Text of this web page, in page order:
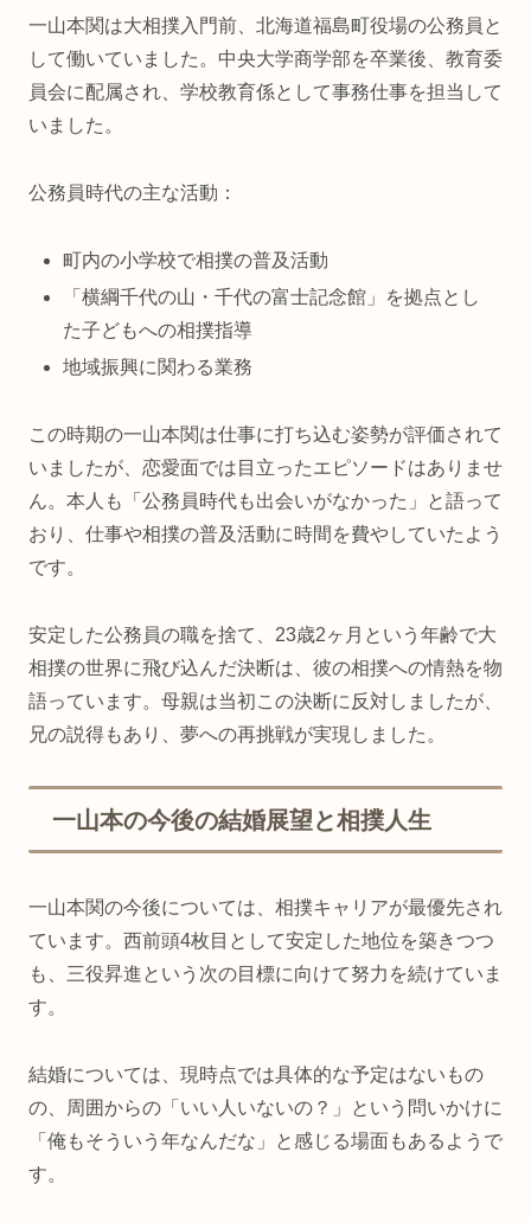
一山本関は大相撲入門前、北海道福島町役場の公務員と
して働いていました。中央大学商学部を卒業後、教育委
員会に配属され、学校教育係として事務仕事を担当して
いました。
公務員時代の主な活動：
町内の小学校で相撲の普及活動
「横綱千代の山・千代の富士記念館」を拠点とし
た子どもへの相撲指導
地域振興に関わる業務
この時期の一山本関は仕事に打ち込む姿勢が評価されて
いましたが、恋愛面では目立ったエピソードはありませ
ん。本人も「公務員時代も出会いがなかった」と語って
おり、仕事や相撲の普及活動に時間を費やしていたよう
です。
安定した公務員の職を捨て、23歳2ヶ月という年齢で大
相撲の世界に飛び込んだ決断は、彼の相撲への情熱を物
語っています。母親は当初この決断に反対しましたが、
兄の説得もあり、夢への再挑戦が実現しました。
一山本の今後の結婚展望と相撲人生
一山本関の今後については、相撲キャリアが最優先され
ています。西前頭4枚目として安定した地位を築きつつ
も、三役昇進という次の目標に向けて努力を続けていま
す。
結婚については、現時点では具体的な予定はないもの
の、周囲からの「いい人いないの？」という問いかけに
「俺もそういう年なんだな」と感じる場面もあるようで
す。